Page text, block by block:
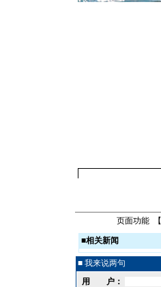
页面功能 【
■相关新闻
■ 我来说两句
用 户：